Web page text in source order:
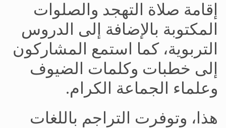
إقامة صلاة التهجد والصلوات
المكتوبة بالإضافة إلى الدروس
التربوية، كما استمع المشاركون
إلى خطبات وكلمات الضيوف
وعلماء الجماعة الكرام.
هذا، وتوفرت التراجم باللغات